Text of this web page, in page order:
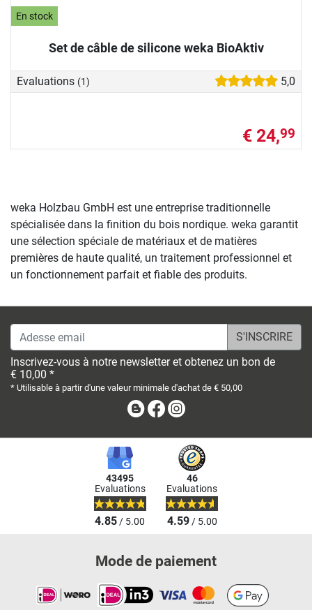
En stock
Set de câble de silicone weka BioAktiv
Evaluations (1) 5,0
€ 24,99
weka Holzbau GmbH est une entreprise traditionnelle
spécialisée dans la finition du bois nordique. weka garantit
une sélection spéciale de matériaux et de matières
premières de haute qualité, un traitement professionnel et
un fonctionnement parfait et fiable des produits.
Adesse email
Inscrivez-vous à notre newsletter et obtenez un bon de
€ 10,00 *
* Utilisable à partir d'une valeur minimale d'achat de € 50,00
BlogFacebook
43495
Evaluations
4.85/ 5.00
46
Evaluations
4.59/ 5.00
Mode de paiement